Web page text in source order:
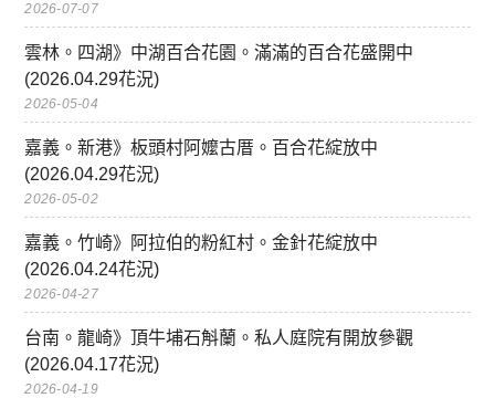
2026-07-07
雲林。四湖》中湖百合花園。滿滿的百合花盛開中
(2026.04.29花況)
2026-05-04
嘉義。新港》板頭村阿嬤古厝。百合花綻放中
(2026.04.29花況)
2026-05-02
嘉義。竹崎》阿拉伯的粉紅村。金針花綻放中
(2026.04.24花況)
2026-04-27
台南。龍崎》頂牛埔石斛蘭。私人庭院有開放參觀
(2026.04.17花況)
2026-04-19